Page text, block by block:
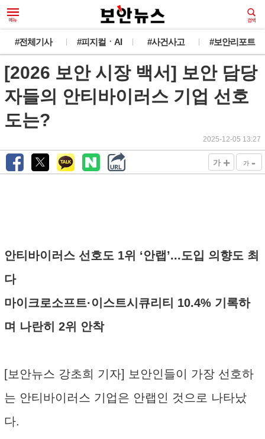
#전체기사 #피지컬ㆍAI #사건사고 #보안리포트
[2026 보안 시장 백서] 보안 담당
자들의 안티바이러스 기업 선호
도는?
2025-12-05 13:27
가 + 가 -
안티바이러스 선호도 1위 ‘안랩’...도입 의향도 최
다
마이크로소프트·이스트시큐리티 10.4% 기록하
며 나란히 2위 안착
[보안뉴스 강초희 기자] 보안인들이 가장 선호하
는 안티바이러스 기업은 안랩인 것으로 나타났
다.